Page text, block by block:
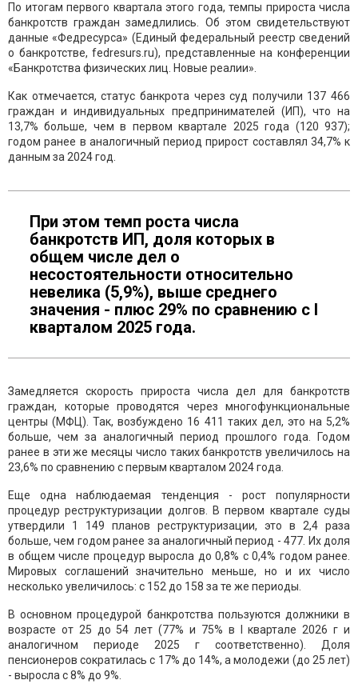
По итогам первого квартала этого года, темпы прироста числа
банкротств граждан замедлились. Об этом свидетельствуют
данные «Федресурса» (Единый федеральный реестр сведений
о банкротстве, fedresurs.ru), представленные на конференции
«Банкротства физических лиц. Новые реалии».
Как отмечается, статус банкрота через суд получили 137 466
граждан и индивидуальных предпринимателей (ИП), что на
13,7% больше, чем в первом квартале 2025 года (120 937);
годом ранее в аналогичный период прирост составлял 34,7% к
данным за 2024 год.
При этом темп роста числа
банкротств ИП, доля которых в
общем числе дел о
несостоятельности относительно
невелика (5,9%), выше среднего
значения - плюс 29% по сравнению с I
кварталом 2025 года.
Замедляется скорость прироста числа дел для банкротств
граждан, которые проводятся через многофункциональные
центры (МФЦ). Так, возбуждено 16 411 таких дел, это на 5,2%
больше, чем за аналогичный период прошлого года. Годом
ранее в эти же месяцы число таких банкротств увеличилось на
23,6% по сравнению с первым кварталом 2024 года.
Еще одна наблюдаемая тенденция - рост популярности
процедур реструктуризации долгов. В первом квартале суды
утвердили 1 149 планов реструктуризации, это в 2,4 раза
больше, чем годом ранее за аналогичный период - 477. Их доля
в общем числе процедур выросла до 0,8% с 0,4% годом ранее.
Мировых соглашений значительно меньше, но и их число
несколько увеличилось: с 152 до 158 за те же периоды.
В основном процедурой банкротства пользуются должники в
возрасте от 25 до 54 лет (77% и 75% в I квартале 2026 г и
аналогичном периоде 2025 г соответственно). Доля
пенсионеров сократилась с 17% до 14%, а молодежи (до 25 лет)
- выросла с 8% до 9%.